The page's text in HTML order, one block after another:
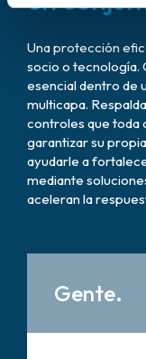
Una protección
socio o tecnología.
esencial dentro de
multicapa.
controles que toda
garantizar su
ayudarle a
mediante
aceleran la
Gente.